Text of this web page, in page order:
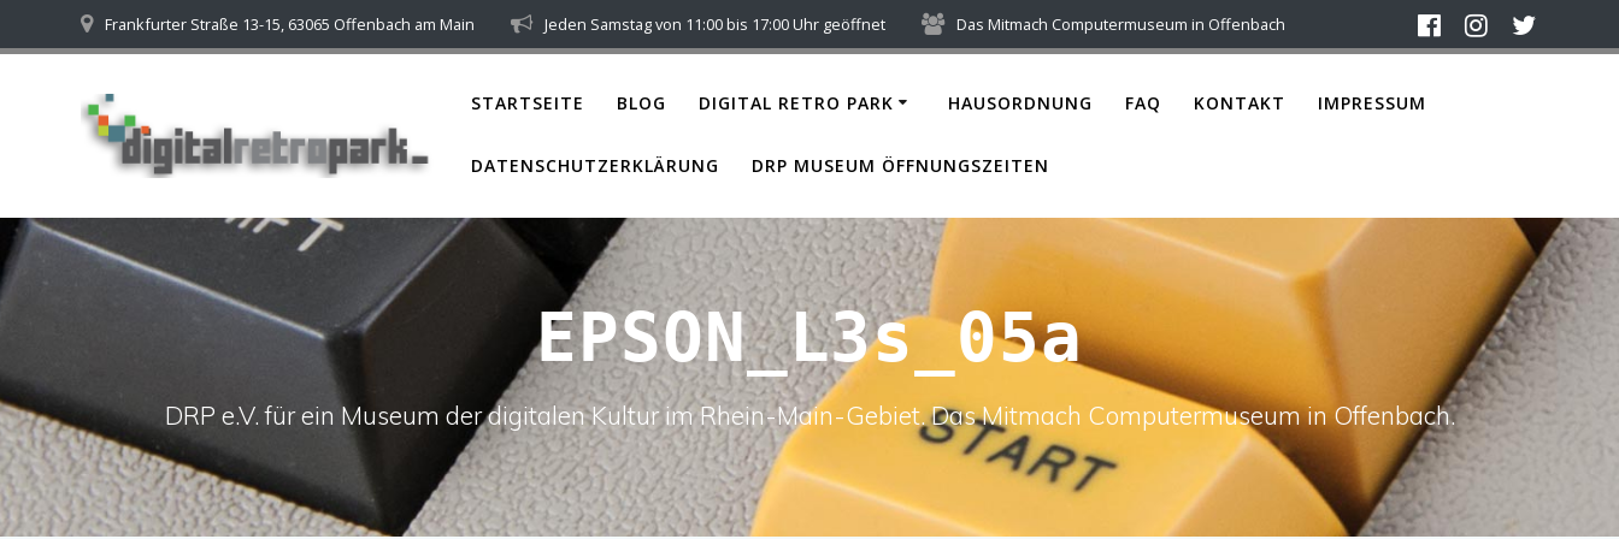
to
Frankfurter Straße 13-15, 63065 Offenbach am Main Jeden Samstag von 11:00 bis 17:00 Uhr geöffnet Das Mitmach Computermuseum in Offenbach
STARTSEITE BLOG DIGITAL RETRO PARK HAUSORDNUNG FAQ KONTAKT IMPRESSUM
DATENSCHUTZERKLÄRUNG DRP MUSEUM ÖFFNUNGSZEITEN
EPSON_L3s_05a
DRP e.V. für ein Museum der digitalen Kultur im Rhein-Main-Gebiet. Das Mitmach Computermuseum in Offenbach.